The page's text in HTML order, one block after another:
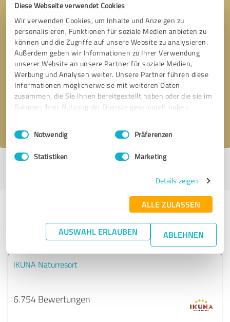
Diese Webseite verwendet Cookies
Wir verwenden Cookies, um Inhalte und Anzeigen zu
personalisieren, Funktionen für soziale Medien anbieten zu
können und die Zugriffe auf unsere Website zu analysieren.
Außerdem geben wir Informationen zu Ihrer Verwendung
unserer Website an unsere Partner für soziale Medien,
Werbung und Analysen weiter. Unsere Partner führen diese
Informationen möglicherweise mit weiteren Daten
zusammen, die Sie ihnen bereitgestellt haben oder die sie im
Rahmen Ihrer Nutzung der Dienste gesammelt haben.
Impressum Datenschutzbestimmungen
Einwilligungsauswahl
Notwendig Präferenzen
Statistiken Marketing
Details zeigen
ALLE ZULASSEN
AUSWAHL ERLAUBEN ABLEHNEN
Bitte um Rückruf * Erforderliche Angaben
Nachricht senden
Erfahrungen zu weiteren
Anbietern aus dem Bereich Hotels
& Unterkünfte
IKUNA Naturresort
6.754 Bewertungen